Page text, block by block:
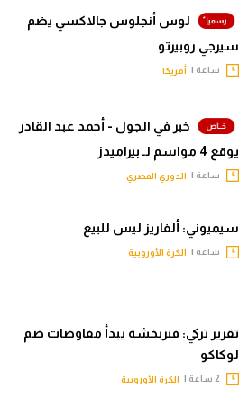
لوس أنجلوس جالاكسي يضم
سيرجي روبيرتو
ساعة | أمريكا
خبر في الجول - أحمد عبد القادر
يوقع 4 مواسم لـ بيراميدز
ساعة | الدوري المصري
سيميوني: ألفاريز ليس للبيع
ساعة | الكرة الأوروبية
تقرير تركي: فنربخشة يبدأ مفاوضات ضم
لوكاكو
الكرة الأوروبية